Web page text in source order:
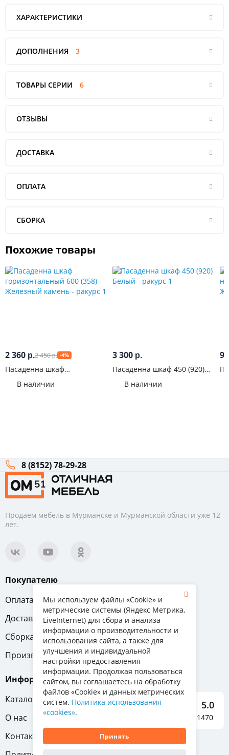
ХАРАКТЕРИСТИКИ
ДОПОЛНЕНИЯ 3
ТОВАРЫ СЕРИИ 6
ОТЗЫВЫ
ДОСТАВКА
ОПЛАТА
СБОРКА
Похожие товары
2 360 р.2 450р. -4%
Пасаденна шкаф
Железный камень
В наличии
3 300 р.
Пасаденна шкаф 450 (920)
В наличии
8 (8152) 78-29-28
Продаем мебель в Мурманске и Мурманской области уже 12
лет.
Покупателю
Оплата
Вопрос-ответ
Доставка
Обмен и возврат
Сборка
Гарантия
Производители
Информация
Каталог мебели
О нас
Контакты
5.0
Отзывы о нас 1470
Мы используем файлы «Cookie» и
метрические системы (Яндекс Метрика,
LiveInternet) для сбора и анализа
информации о производительности и
использования сайта, а также для
улучшения и индивидуальной
настройки предоставления
информации. Продолжая пользоваться
сайтом, вы соглашаетесь на обработку
файлов «Cookie» и данных метрических
систем. Политика использования
«cookies».
Принять